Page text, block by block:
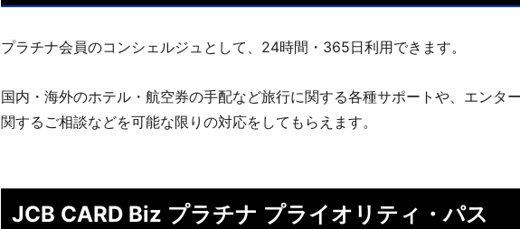
プラチナ会員のコンシェルジュとして、24時間・365日利用できます。
国内・海外のホテル・航空券の手配など旅行に関する各種サポートや、エンタ
関するご相談などを可能な限りの対応をしてもらえます。
JCB CARD Biz プラチナ プライオリティ・パス